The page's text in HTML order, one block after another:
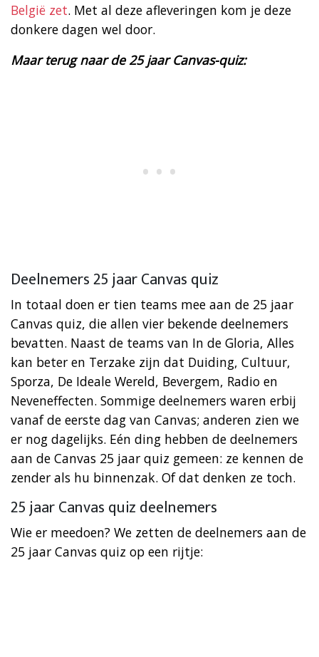
België zet. Met al deze afleveringen kom je deze
donkere dagen wel door.
Maar terug naar de 25 jaar Canvas-quiz:
Deelnemers 25 jaar Canvas quiz
In totaal doen er tien teams mee aan de 25 jaar
Canvas quiz, die allen vier bekende deelnemers
bevatten. Naast de teams van In de Gloria, Alles
kan beter en Terzake zijn dat Duiding, Cultuur,
Sporza, De Ideale Wereld, Bevergem, Radio en
Neveneffecten. Sommige deelnemers waren erbij
vanaf de eerste dag van Canvas; anderen zien we
er nog dagelijks. Eén ding hebben de deelnemers
aan de Canvas 25 jaar quiz gemeen: ze kennen de
zender als hu binnenzak. Of dat denken ze toch.
25 jaar Canvas quiz deelnemers
Wie er meedoen? We zetten de deelnemers aan de
25 jaar Canvas quiz op een rijtje: